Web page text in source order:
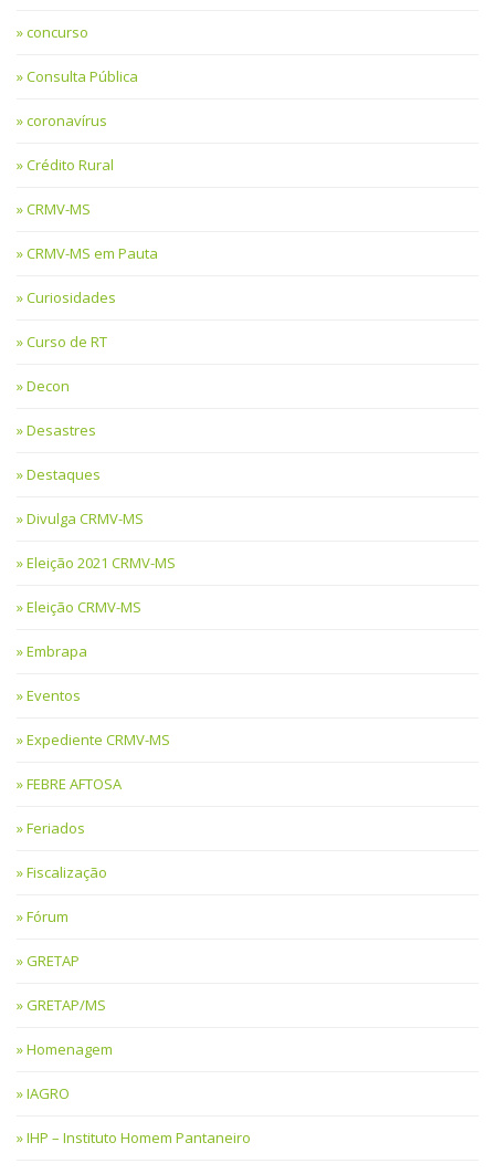
concurso
Consulta Pública
coronavírus
Crédito Rural
CRMV-MS
CRMV-MS em Pauta
Curiosidades
Curso de RT
Decon
Desastres
Destaques
Divulga CRMV-MS
Eleição 2021 CRMV-MS
Eleição CRMV-MS
Embrapa
Eventos
Expediente CRMV-MS
FEBRE AFTOSA
Feriados
Fiscalização
Fórum
GRETAP
GRETAP/MS
Homenagem
IAGRO
IHP – Instituto Homem Pantaneiro